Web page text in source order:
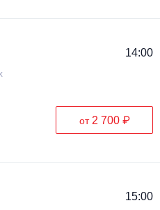
14:00
от 2 700 ₽
15:00